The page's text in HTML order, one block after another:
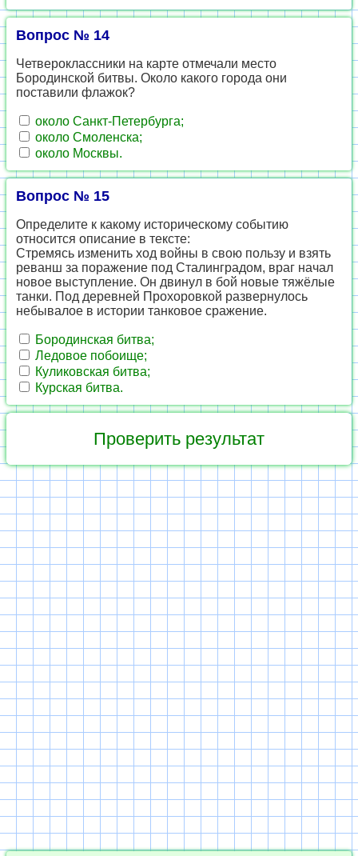
Вопрос № 14
Четвероклассники на карте отмечали место
Бородинской битвы. Около какого города они
поставили флажок?
около Санкт-Петербурга;
около Смоленска;
около Москвы.
Вопрос № 15
Определите к какому историческому событию
относится описание в тексте:
Стремясь изменить ход войны в свою пользу и взять
реванш за поражение под Сталинградом, враг начал
новое выступление. Он двинул в бой новые тяжёлые
танки. Под деревней Прохоровкой развернулось
небывалое в истории танковое сражение.
Бородинская битва;
Ледовое побоище;
Куликовская битва;
Курская битва.